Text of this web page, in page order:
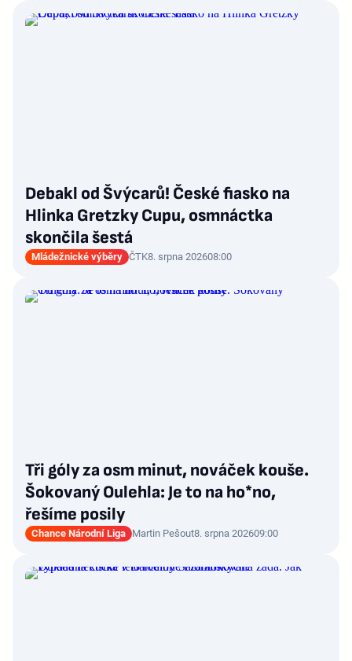
Debakl od Švýcarů! České fiasko na
Hlinka Gretzky Cupu, osmnáctka
skončila šestá
Mládežnické výběry ČTK8. srpna 202608:00
Tři góly za osm minut, nováček kouše.
Šokovaný Oulehla: Je to na ho*no,
řešíme posily
Chance Národní Liga Martin Pešout8. srpna 202609:00